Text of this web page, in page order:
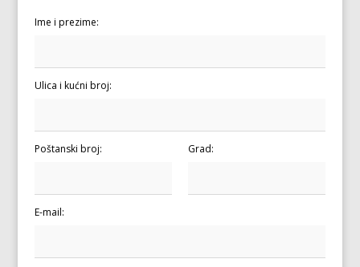
Ime i prezime:
Ulica i kućni broj:
Poštanski broj: Grad:
E-mail: